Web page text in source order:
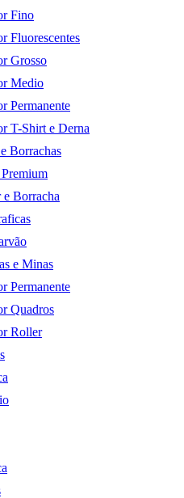
Fino
Fluorescentes
Grosso
Medio
Permanente
T-Shirt e Derna
Borrachas
e Borracha
e Minas
Permanente
Quadros
Roller